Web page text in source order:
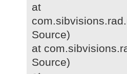
at
Source)
at
Source)